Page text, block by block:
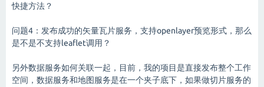
快捷方法？
问题4：发布成功的矢量瓦片服务，支持openlayer预览形式，那么
是不是不支持leaflet调用？
另外数据服务如何关联一起，目前，我的项目是直接发布整个工作
空间，数据服务和地图服务是在一个夹子底下，如果做切片服务的